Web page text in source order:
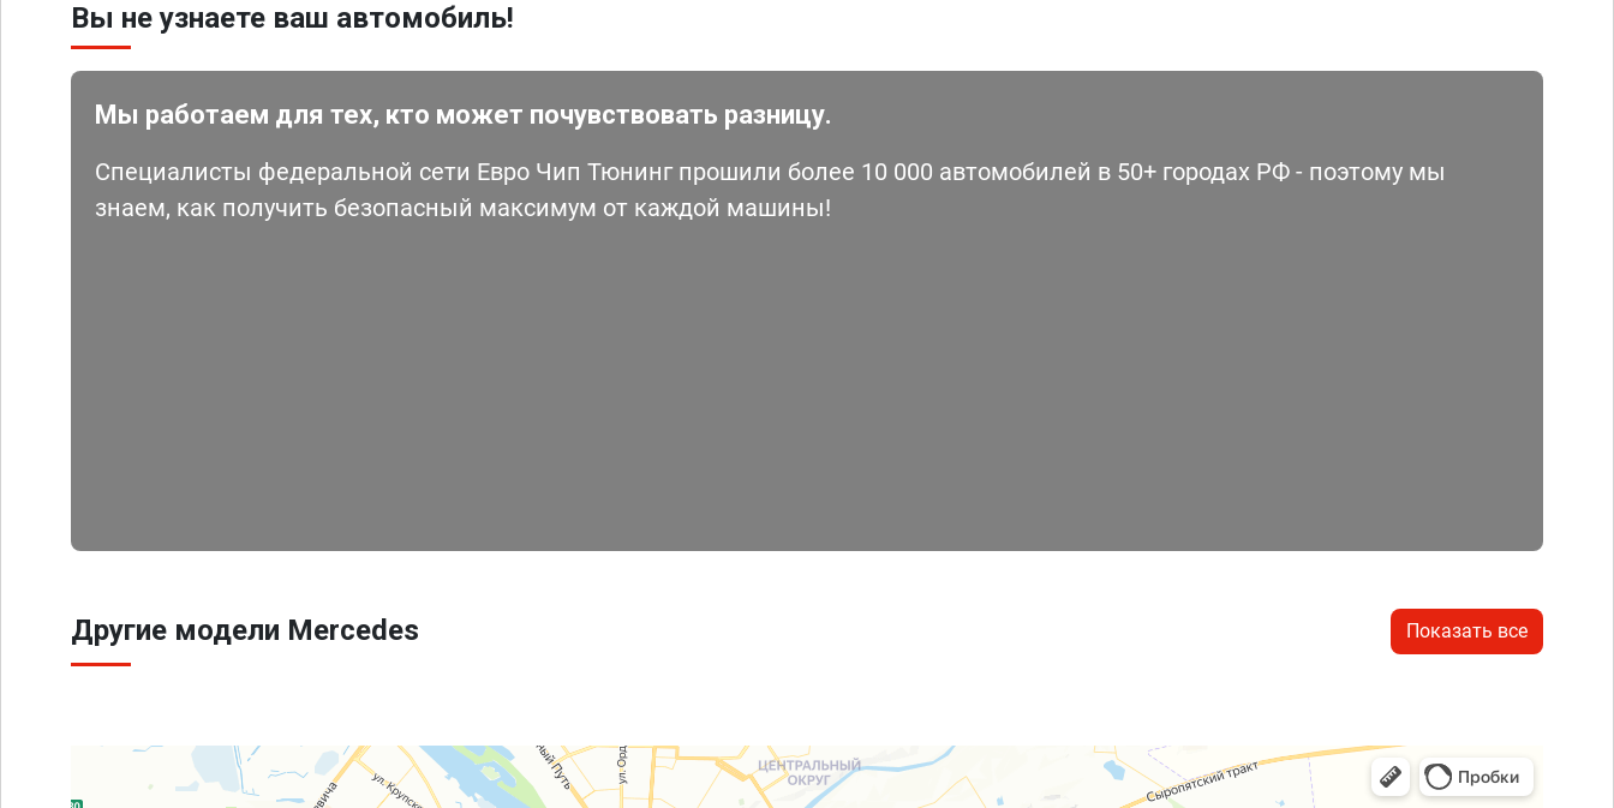
Вы не узнаете ваш автомобиль!
Мы работаем для тех, кто может почувствовать разницу.
Специалисты федеральной сети Евро Чип Тюнинг прошили более 10 000 автомобилей в 50+ городах РФ - поэтому мы
знаем, как получить безопасный максимум от каждой машины!
Другие модели Mercedes Показать все